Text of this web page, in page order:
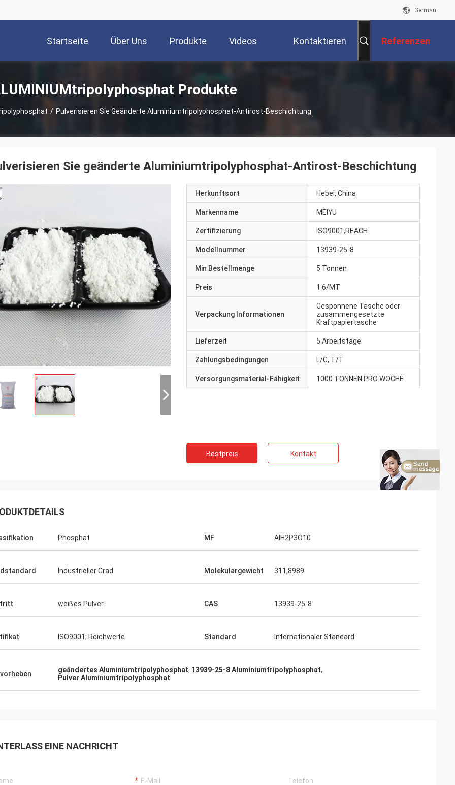
German
Startseite Über Uns Produkte Videos Kontaktieren Referenzen
Produkte
/ Pulverisieren Sie Geänderte Aluminiumtripolyphosphat-Antirost-Beschichtung
Sie geänderte Aluminiumtripolyphosphat-Antirost-Beschichtung
Herkunftsort Hebei, China
Markenname MEIYU
Zertifizierung ISO9001,REACH
Modellnummer 13939-25-8
Min Bestellmenge 5 Tonnen
Preis 1.6/MT
Verpackung Informationen
Gesponnene Tasche oder
zusammengesetzte
Kraftpapiertasche
Lieferzeit 5 Arbeitstage
Zahlungsbedingungen L/C, T/T
Versorgungsmaterial-Fähigkeit 1000 TONNEN PRO WOCHE
Bestpreis Kontakt
Phosphat MF AlH2P3O10
Industrieller Grad Molekulargewicht 311,8989
weißes Pulver CAS 13939-25-8
ISO9001; Reichweite Standard Internationaler Standard
geändertes Aluminiumtripolyphosphat, 13939-25-8 Aluminiumtripolyphosphat,
Pulver Aluminiumtripolyphosphat
EINE NACHRICHT